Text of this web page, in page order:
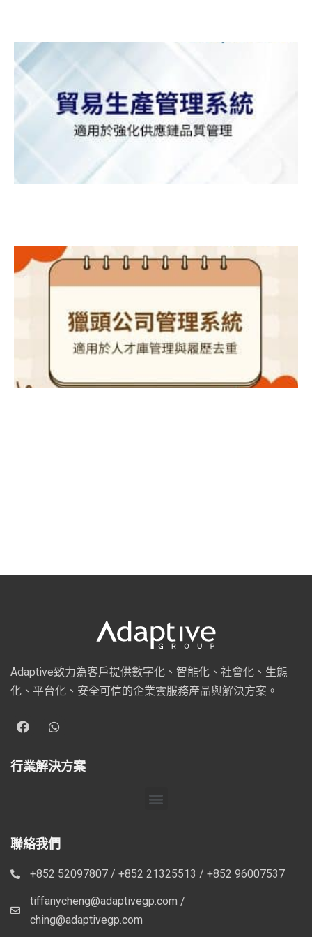
Adaptive致力為客戶提供數字化、智能化、社會化、生態
化、平台化、安全可信的企業雲服務產品與解決方案。
行業解決方案
聯絡我們
+852 52097807 / +852 21325513 / +852 96007537
tiffanycheng@adaptivegp.com /
ching@adaptivegp.com